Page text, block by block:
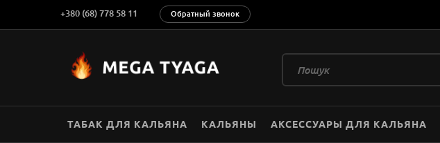
+380 (68) 778 58 11 Обратный звонок
ТАБАК ДЛЯ КАЛЬЯНА КАЛЬЯНЫ АКСЕССУАРЫ ДЛЯ КАЛЬЯНА